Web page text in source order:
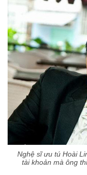
Nghệ sĩ ưu tú Hoài
tài khoản mà ông